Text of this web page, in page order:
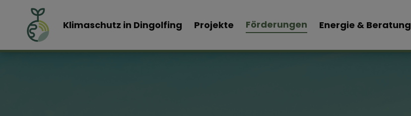
Klimaschutz in Dingolfing Projekte Förderungen Energie & Beratung